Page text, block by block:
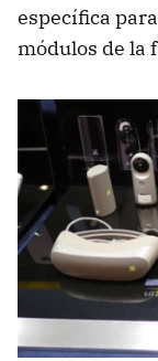
específica
módulos de la